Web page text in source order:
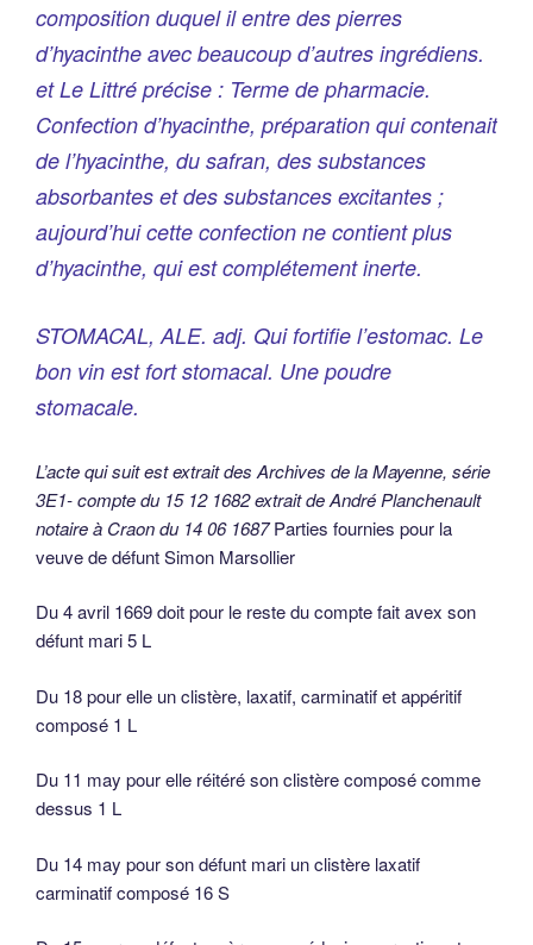
composition duquel il entre des pierres
d’hyacinthe avec beaucoup d’autres ingrédiens.
et Le Littré précise : Terme de pharmacie.
Confection d’hyacinthe, préparation qui contenait
de l’hyacinthe, du safran, des substances
absorbantes et des substances excitantes ;
aujourd’hui cette confection ne contient plus
d’hyacinthe, qui est complétement inerte.
STOMACAL, ALE. adj. Qui fortifie l’estomac. Le
bon vin est fort stomacal. Une poudre
stomacale.
L’acte qui suit est extrait des Archives de la Mayenne, série
3E1- compte du 15 12 1682 extrait de André Planchenault
notaire à Craon du 14 06 1687Parties fournies pour la
veuve de défunt Simon Marsollier
Du 4 avril 1669 doit pour le reste du compte fait avex son
défunt mari 5 L
Du 18 pour elle un clistère, laxatif, carminatif et appéritif
composé 1 L
Du 11 may pour elle réitéré son clistère composé comme
dessus 1 L
Du 14 may pour son défunt mari un clistère laxatif
carminatif composé 16 S